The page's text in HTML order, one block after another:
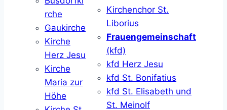
rche
Gaukirche
Kirche
Herz Jesu
Kirche
Maria zur
Höhe
Kirchenchor St.
Liborius
Frauengemeinschaft
(kfd)
kfd Herz Jesu
kfd St. Bonifatius
kfd St. Elisabeth und
St. Meinolf